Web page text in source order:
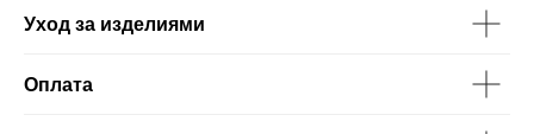
Уход за изделиями
Оплата